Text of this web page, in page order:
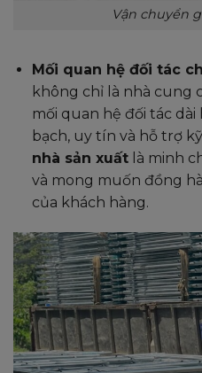
Vận chuyển
Mối quan hệ đối tác
không chỉ là nhà cung
mối quan hệ đối tác
bạch, uy tín và hỗ trợ
nhà sản xuấtlà minh
và mong muốn đồng
của khách hàng.